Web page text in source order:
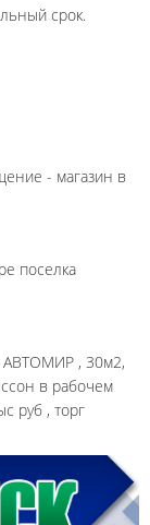
срок.
- магазин в
поселка
АВТОМИР , 30м2,
в рабочем
руб , торг